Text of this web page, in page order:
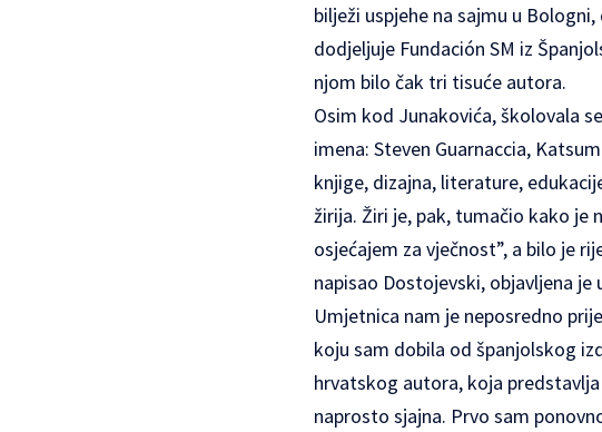
bilježi uspjehe na sajmu u
dodjeljuje Fundación SM iz
njom bilo čak tri tisuće autora.
Osim kod Junakovića, školovala
imena: Steven Guarnaccia,
knjige, dizajna, literature,
žirija. Žiri je, pak, tumačio kako je
osjećajem za vječnost”, a bilo je
napisao Dostojevski, objavljena je
Umjetnica nam je neposredno
koju sam dobila od španjolskog
hrvatskog autora, koja
naprosto sjajna. Prvo sam